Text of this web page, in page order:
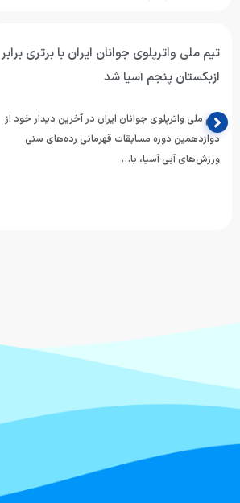
تیم ملی واترپلوی جوانان ایران با برتری برابر
ازبکستان پنجم آسیا شد
تیم ملی واترپلوی جوانان ایران در آخرین دیدار خود از
دوازدهمین دوره مسابقات قهرمانی رده‌های سنی
ورزش‌های آبی آسیا، با…